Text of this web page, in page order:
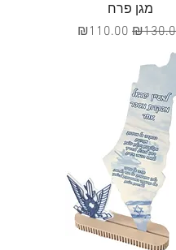
מגן פרח
רגיל מחיר מבצע
₪110.00